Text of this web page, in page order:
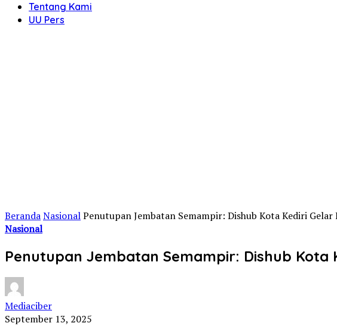
Tentang Kami
UU Pers
BerandaNasionalPenutupan Jembatan Semampir: Dishub Kota Kediri Gelar
Nasional
Penutupan Jembatan Semampir: Dishub Kota
Mediaciber
September 13, 2025